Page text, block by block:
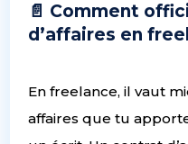
📄 Comment
d’affaires en
En freelance, il vaut
affaires que tu